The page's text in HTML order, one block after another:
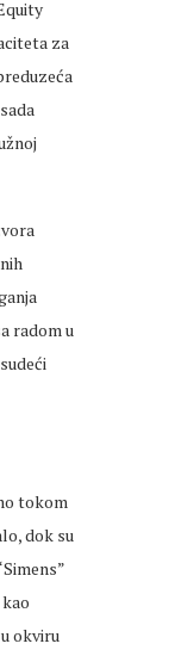
za
radom u
tokom
dok su
okviru